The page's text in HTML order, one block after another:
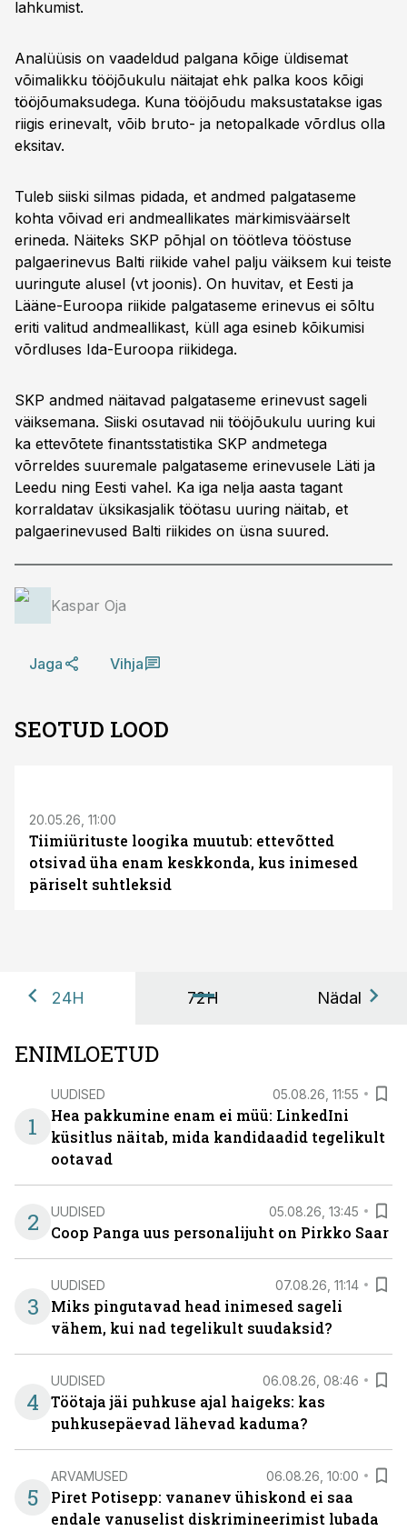
lahkumist.
Analüüsis on vaadeldud palgana kõige üldisemat
võimalikku tööjõukulu näitajat ehk palka koos kõigi
tööjõumaksudega. Kuna tööjõudu maksustatakse igas
riigis erinevalt, võib bruto- ja netopalkade võrdlus olla
eksitav.
Tuleb siiski silmas pidada, et andmed palgataseme
kohta võivad eri andmeallikates märkimisväärselt
erineda. Näiteks SKP põhjal on töötleva tööstuse
palgaerinevus Balti riikide vahel palju väiksem kui teiste
uuringute alusel (vt joonis). On huvitav, et Eesti ja
Lääne-Euroopa riikide palgataseme erinevus ei sõltu
eriti valitud andmeallikast, küll aga esineb kõikumisi
võrdluses Ida-Euroopa riikidega.
SKP andmed näitavad palgataseme erinevust sageli
väiksemana. Siiski osutavad nii tööjõukulu uuring kui
ka ettevõtete finantsstatistika SKP andmetega
võrreldes suuremale palgataseme erinevusele Läti ja
Leedu ning Eesti vahel. Ka iga nelja aasta tagant
korraldatav üksikasjalik töötasu uuring näitab, et
palgaerinevused Balti riikides on üsna suured.
Kaspar Oja
Jaga Vihja
SEOTUD LOOD
20.05.26, 11:00
Tiimiürituste loogika muutub: ettevõtted
otsivad üha enam keskkonda, kus inimesed
päriselt suhtleksid
24H 72H Nädal
ENIMLOETUD
1
UUDISED 05.08.26, 11:55
Hea pakkumine enam ei müü: LinkedIni
küsitlus näitab, mida kandidaadid tegelikult
ootavad
2 UUDISED 05.08.26, 13:45
Coop Panga uus personalijuht on Pirkko Saar
3
UUDISED 07.08.26, 11:14
Miks pingutavad head inimesed sageli
vähem, kui nad tegelikult suudaksid?
4
UUDISED 06.08.26, 08:46
Töötaja jäi puhkuse ajal haigeks: kas
puhkusepäevad lähevad kaduma?
5
ARVAMUSED 06.08.26, 10:00
Piret Potisepp: vananev ühiskond ei saa
endale vanuselist diskrimineerimist lubada